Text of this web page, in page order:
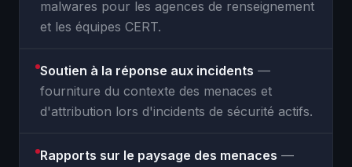
malwares pour les agences de renseignement
et les équipes CERT.
Soutien à la réponse aux incidents —
fourniture du contexte des menaces et
d'attribution lors d'incidents de sécurité actifs.
Rapports sur le paysage des menaces —